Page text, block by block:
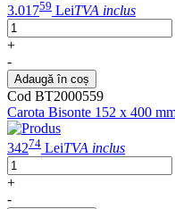
3.01759 LeiTVA inclus
+
-
Adaugă în coș
Cod BT2000559
Carota Bisonte 152 x 400
34274 LeiTVA inclus
+
-